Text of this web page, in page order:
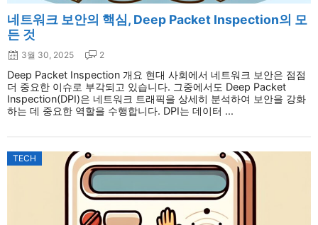
네트워크 보안의 핵심, Deep Packet Inspection의 모
든 것
3월 30, 2025 2
Deep Packet Inspection 개요 현대 사회에서 네트워크 보안은 점점
더 중요한 이슈로 부각되고 있습니다. 그중에서도 Deep Packet
Inspection(DPI)은 네트워크 트래픽을 상세히 분석하여 보안을 강화
하는 데 중요한 역할을 수행합니다. DPI는 데이터 ...
TECH